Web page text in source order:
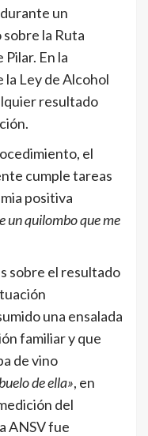
un
la Ruta
Pilar. En la
la Ley de Alcohol
resultado
el
cumple tareas
positiva
un quilombo que me
sobre el resultado
una ensalada
familiar y que
de vino
de ella», en
del
ANSV fue